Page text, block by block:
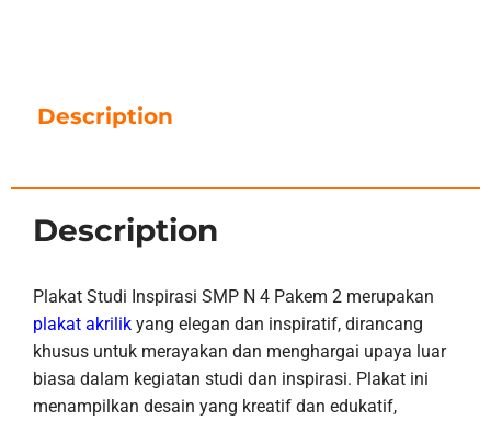
Description
Description
Plakat Studi Inspirasi SMP N 4 Pakem 2 merupakan
plakat akrilik yang elegan dan inspiratif, dirancang
khusus untuk merayakan dan menghargai upaya luar
biasa dalam kegiatan studi dan inspirasi. Plakat ini
menampilkan desain yang kreatif dan edukatif,